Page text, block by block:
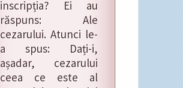
inscripția? Ei au
răspuns: Ale
cezarului. Atunci le-
a spus: Dați-i,
așadar, cezarului
ceea ce este al